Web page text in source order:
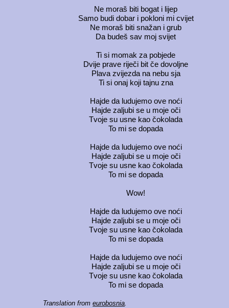
Ne moraš biti bogat i lijep
Samo budi dobar i pokloni mi cvijet
Ne moraš biti snažan i grub
Da budeš sav moj svijet
Ti si momak za pobjede
Dvije prave riječi bit če dovoljne
Plava zvijezda na nebu sja
Ti si onaj koji tajnu zna
Hajde da ludujemo ove noći
Hajde zaljubi se u moje oči
Tvoje su usne kao čokolada
To mi se dopada
Hajde da ludujemo ove noći
Hajde zaljubi se u moje oči
Tvoje su usne kao čokolada
To mi se dopada
Wow!
Hajde da ludujemo ove noći
Hajde zaljubi se u moje oči
Tvoje su usne kao čokolada
To mi se dopada
Hajde da ludujemo ove noći
Hajde zaljubi se u moje oči
Tvoje su usne kao čokolada
To mi se dopada
Translation fromeurobosnia.